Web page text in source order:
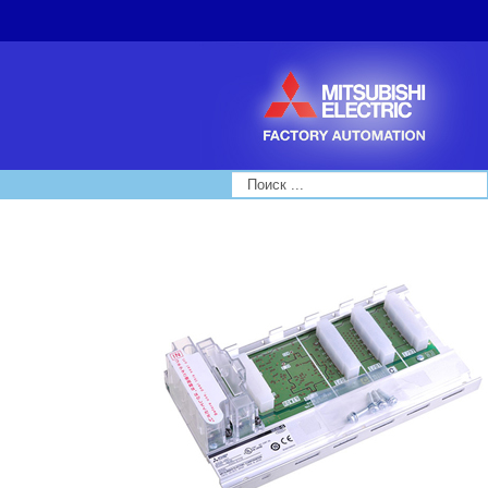
Search...